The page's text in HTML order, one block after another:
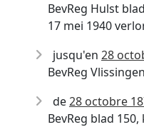
BevReg Hulst
17 mei 1940
jusqu'en 28
BevReg
de28 octobre
BevReg blad